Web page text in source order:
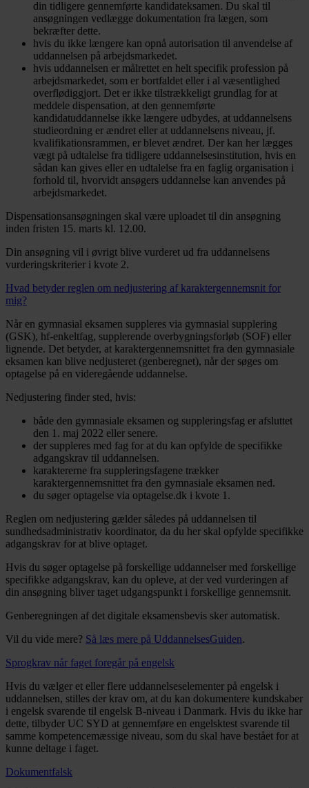
din tidligere gennemførte kandidateksamen. Du skal til
ansøgningen vedlægge dokumentation fra lægen, som
bekræfter dette.
hvis du ikke længere kan opnå autorisation til anvendelse af
uddannelsen på arbejdsmarkedet.
hvis uddannelsen er målrettet en helt specifik profession på
arbejdsmarkedet, som er bortfaldet eller i al væsentlighed
overflødiggjort. Det er ikke tilstrækkeligt grundlag for at
meddele dispensation, at den gennemførte
kandidatuddannelse ikke længere udbydes, at uddannelsens
studieordning er ændret eller at uddannelsens niveau, jf.
kvalifikationsrammen, er blevet ændret. Der kan her lægges
vægt på udtalelse fra tidligere uddannelsesinstitution, hvis en
sådan kan gives eller en udtalelse fra en faglig organisation i
forhold til, hvorvidt ansøgers uddannelse kan anvendes på
arbejdsmarkedet.
Dispensationsansøgningen skal være uploadet til din ansøgning
inden fristen 15. marts kl. 12.00.
Din ansøgning vil i øvrigt blive vurderet ud fra uddannelsens
vurderingskriterier i kvote 2.
Hvad betyder reglen om nedjustering af karaktergennemsnit for
mig?
Når en gymnasial eksamen suppleres via gymnasial supplering
(GSK), hf-enkeltfag, supplerende overbygningsforløb (SOF) eller
lignende. Det betyder, at karaktergennemsnittet fra den gymnasiale
eksamen kan blive nedjusteret (genberegnet), når der søges om
optagelse på en videregående uddannelse.
Nedjustering finder sted, hvis:
både den gymnasiale eksamen og suppleringsfag er afsluttet
den 1. maj 2022 eller senere.
der suppleres med fag for at du kan opfylde de specifikke
adgangskrav til uddannelsen.
karaktererne fra suppleringsfagene trækker
karaktergennemsnittet fra den gymnasiale eksamen ned.
du søger optagelse via optagelse.dk i kvote 1.
Reglen om nedjustering gælder således på uddannelsen til
sundhedsadministrativ koordinator, da du her skal opfylde specifikke
adgangskrav for at blive optaget.
Hvis du søger optagelse på forskellige uddannelser med forskellige
specifikke adgangskrav, kan du opleve, at der ved vurderingen af
din ansøgning bliver taget udgangspunkt i forskellige gennemsnit.
Genberegningen af det digitale eksamensbevis sker automatisk.
Vil du vide mere? Så læs mere på UddannelsesGuiden.
Sprogkrav når faget foregår på engelsk
Hvis du vælger et eller flere uddannelseselementer på engelsk i
uddannelsen, stilles der krav om, at du kan dokumentere kundskaber
i engelsk svarende til engelsk B-niveau i Danmark. Hvis du ikke har
dette, tilbyder UC SYD at gennemføre en engelsktest svarende til
samme kompetencemæssige niveau, som du skal have bestået for at
kunne deltage i faget.
Dokumentfalsk